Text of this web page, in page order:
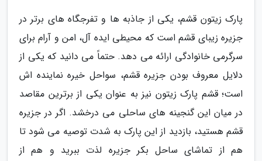
پارک زیتون قشم، یکی از جاذبه ها و تفرجگاه های برتر در
جزیره زیبای قشم است که محیطی ایده آل، امن و آرام برای
سرگرمی خانوادگی ارائه می دهد. حتماً می دانید که یکی از
دلایل معروف بودن جزیره قشم، سواحل خیره نماینده اش
است؛ قشم پارک زیتون نیز به عنوان یکی از برترین مقاصد
در میان این گنجینه های ساحلی می درخشد. اگر در جزیره
قشم هستید، بازدید از این پارک به شدت توصیه می شود تا
هم از تماشای ساحل بکر جزیره لذت ببرید و هم از